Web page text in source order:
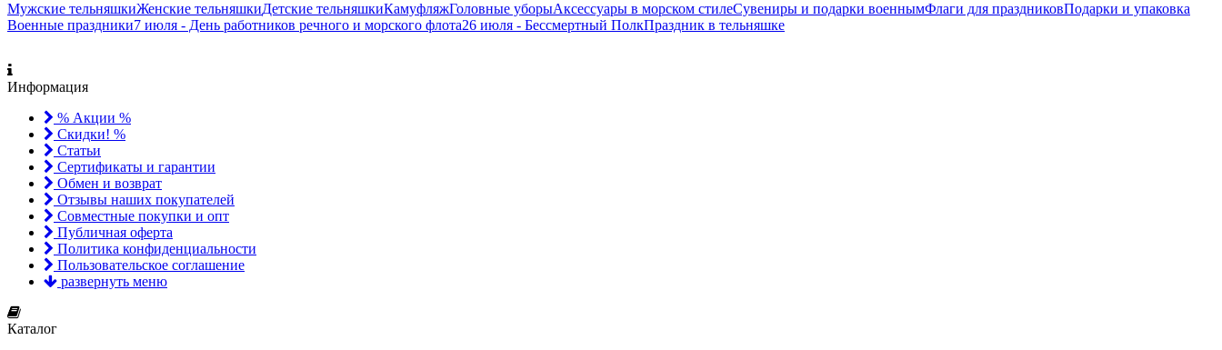
Мужские тельняшкиЖенские тельняшкиДетские тельняшкиКамуфляжГоловные уборыАксессуары в морском стилеСувениры и подарки военнымФлаги для праздниковПодарки и упаковка
Военные праздники7 июля - День работников речного и морского флота26 июля - Бессмертный ПолкПраздник в тельняшке
Информация
% Акции %
Скидки! %
Статьи
Сертификаты и гарантии
Обмен и возврат
Отзывы наших покупателей
Совместные покупки и опт
Публичная оферта
Политика конфиденциальности
Пользовательское соглашение
развернуть меню
Каталог